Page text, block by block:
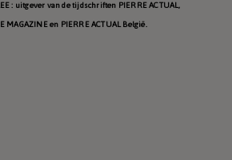
: uitgever van de tijdschriften PIERRE ACTUAL,
MAGAZINE en PIERRE ACTUAL België.